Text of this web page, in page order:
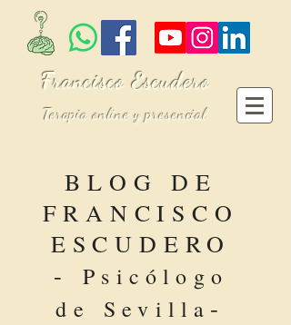
Francisco Escudero
Terapia online y presencial
BLOG DE
FRANCISCO
ESCUDERO
-Psicólogo
de Sevilla -